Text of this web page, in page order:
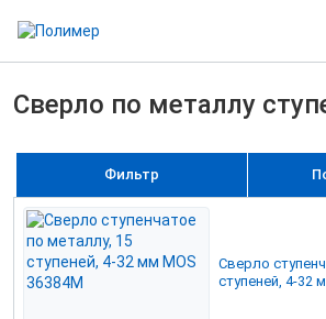
Сверло по металлу
Фильтр
Сверло
ступеней, 4-32